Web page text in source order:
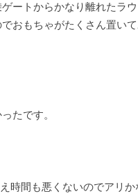
ートからかなり離れたラ
おもちゃがたくさん置い
たです。
時間も悪くないのでアリか